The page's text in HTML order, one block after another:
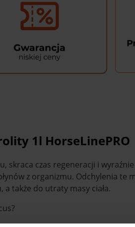
1l HorseLinePRO
skraca czas regeneracji i
z organizmu. Odchylenia te
także do utraty masy ciała.